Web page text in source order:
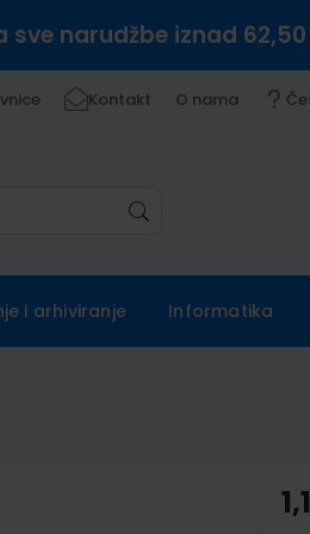
sve narudžbe iznad
Kontakt O nama
i arhiviranje Informatika